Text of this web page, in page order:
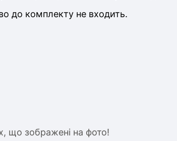
до комплекту не входить.
що зображені на фото!